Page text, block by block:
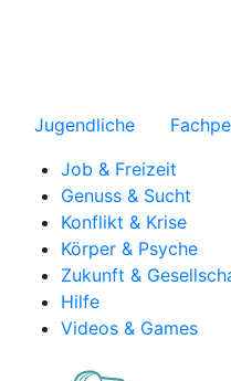
Jugendliche
Job & Freizeit
Genuss & Sucht
Konflikt & Krise
Körper & Psyche
Zukunft &
Hilfe
Videos & Games